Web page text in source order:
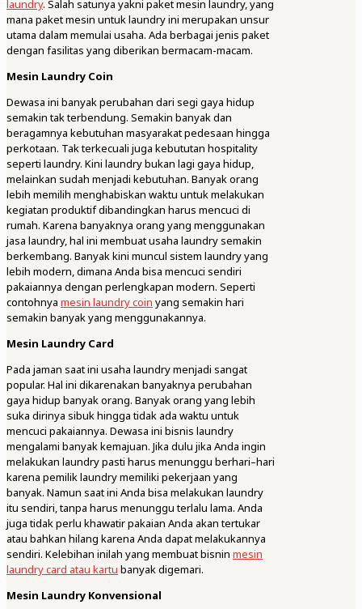
laundry. Salah satunya yakni paket mesin laundry, yang
mana paket mesin untuk laundry ini merupakan unsur
utama dalam memulai usaha. Ada berbagai jenis paket
dengan fasilitas yang diberikan bermacam-macam.
Mesin Laundry Coin
Dewasa ini banyak perubahan dari segi gaya hidup
semakin tak terbendung. Semakin banyak dan
beragamnya kebutuhan masyarakat pedesaan hingga
perkotaan. Tak terkecuali juga kebututan hospitality
seperti laundry. Kini laundry bukan lagi gaya hidup,
melainkan sudah menjadi kebutuhan. Banyak orang
lebih memilih menghabiskan waktu untuk melakukan
kegiatan produktif dibandingkan harus mencuci di
rumah. Karena banyaknya orang yang menggunakan
jasa laundry, hal ini membuat usaha laundry semakin
berkembang. Banyak kini muncul sistem laundry yang
lebih modern, dimana Anda bisa mencuci sendiri
pakaiannya dengan perlengkapan modern. Seperti
contohnya mesin laundry coin yang semakin hari
semakin banyak yang menggunakannya.
Mesin Laundry Card
Pada jaman saat ini usaha laundry menjadi sangat
popular. Hal ini dikarenakan banyaknya perubahan
gaya hidup banyak orang. Banyak orang yang lebih
suka dirinya sibuk hingga tidak ada waktu untuk
mencuci pakaiannya. Dewasa ini bisnis laundry
mengalami banyak kemajuan. Jika dulu jika Anda ingin
melakukan laundry pasti harus menunggu berhari–hari
karena pemilik laundry memiliki pekerjaan yang
banyak. Namun saat ini Anda bisa melakukan laundry
itu sendiri, tanpa harus menunggu terlalu lama. Anda
juga tidak perlu khawatir pakaian Anda akan tertukar
atau bahkan hilang karena Anda dapat melakukannya
sendiri. Kelebihan inilah yang membuat bisnin mesin
laundry card atau kartu banyak digemari.
Mesin Laundry Konvensional